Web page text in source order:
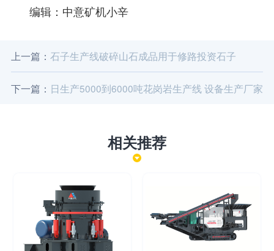
编辑：中意矿机小辛
上一篇： 石子生产线破碎山石成品用于修路投资石子
下一篇： 日生产5000到6000吨花岗岩生产线 设备生产厂家
相关推荐